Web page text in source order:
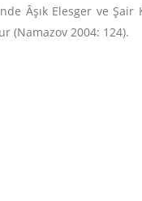
Âşık Elesger ve Şair
(Namazov 2004: 124).